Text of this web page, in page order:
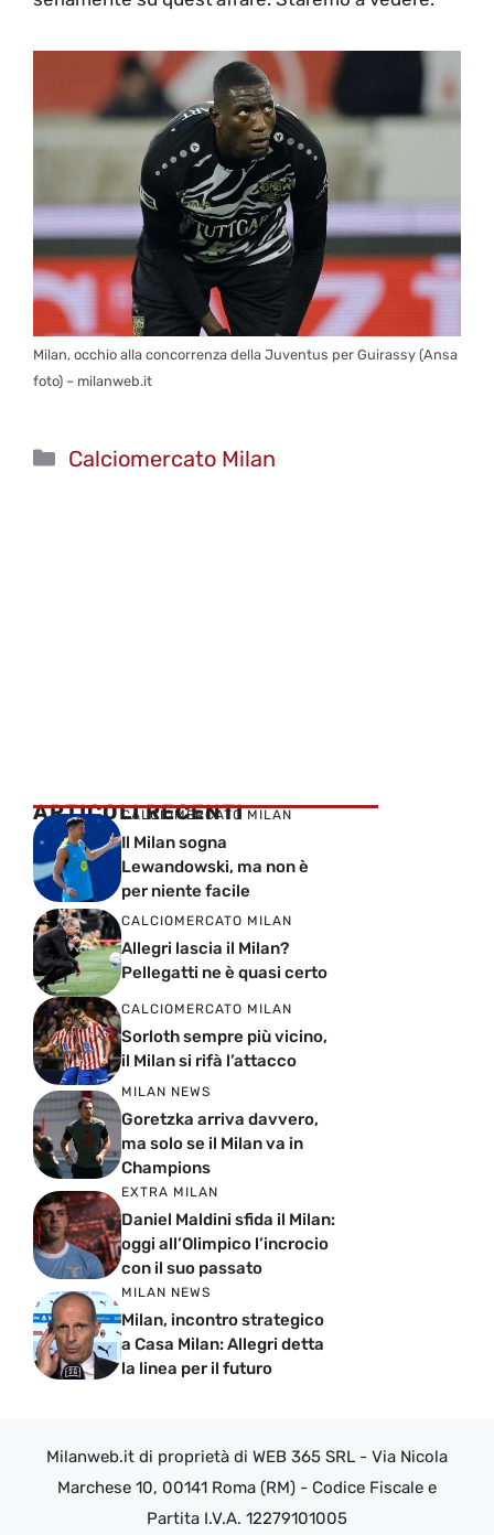
Milan, occhio alla concorrenza della Juventus per Guirassy (Ansa
foto) – milanweb.it
Categorie
Calciomercato Milan
ARTICOLI RECENTI
CALCIOMERCATO MILAN
Il Milan sogna
Lewandowski, ma non è
per niente facile
CALCIOMERCATO MILAN
Allegri lascia il Milan?
Pellegatti ne è quasi certo
CALCIOMERCATO MILAN
Sorloth sempre più vicino,
il Milan si rifà l’attacco
MILAN NEWS
Goretzka arriva davvero,
ma solo se il Milan va in
Champions
EXTRA MILAN
Daniel Maldini sfida il Milan:
oggi all’Olimpico l’incrocio
con il suo passato
MILAN NEWS
Milan, incontro strategico
a Casa Milan: Allegri detta
la linea per il futuro
Milanweb.it di proprietà di WEB 365 SRL - Via Nicola
Marchese 10, 00141 Roma (RM) - Codice Fiscale e
Partita I.V.A. 12279101005